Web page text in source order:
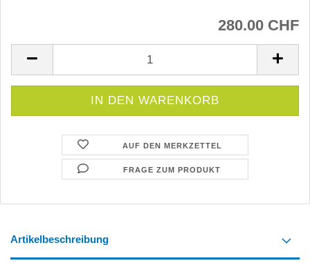
280.00 CHF
AUF DEN MERKZETTEL
FRAGE ZUM PRODUKT
Artikelbeschreibung